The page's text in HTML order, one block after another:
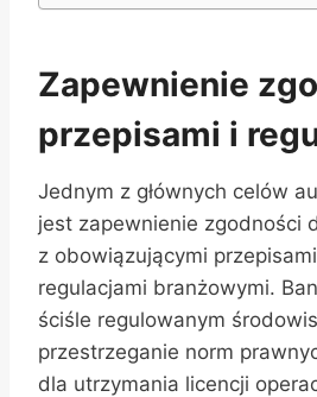
Zapewnienie
przepisami i
Jednym z głównych celów
jest zapewnienie zgodności
z obowiązującymi
regulacjami branżowymi.
ściśle regulowanym
przestrzeganie norm
dla utrzymania licencji